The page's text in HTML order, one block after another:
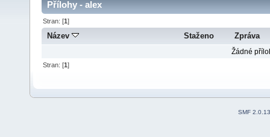
Přílohy - alex
Stran: [1]
Název Staženo Zpráva
Žádné
Stran: [1]
SMF 2.0.13